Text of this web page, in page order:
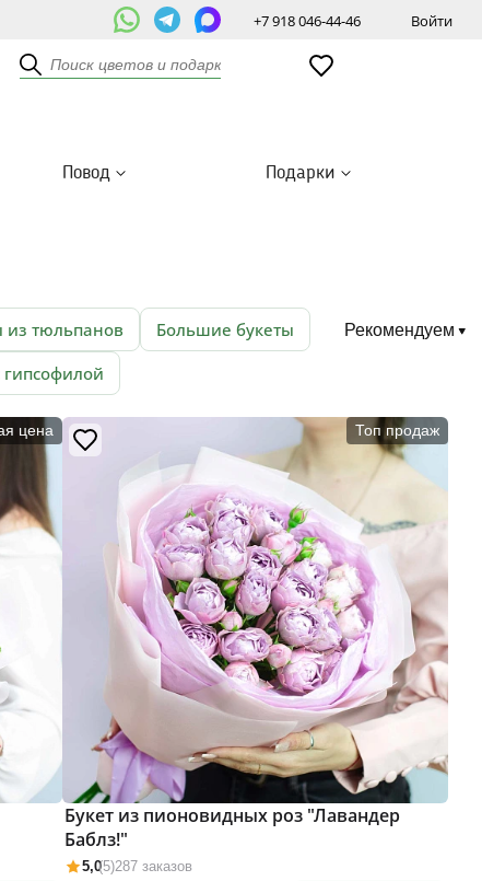
+7 918 046-44-46 Войти
Повод Подарки
из тюльпанов
Большие букеты
гипсофилой
Рекомендуем
цена Топ продаж
5,0(5)287 заказов
Букет из пионовидных роз "Лавандер
Баблз!"